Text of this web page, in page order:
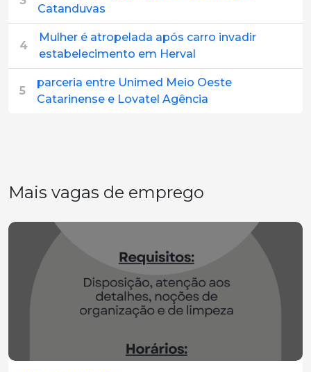
Catanduvas
4
Mulher é atropelada após carro invadir
estabelecimento em Herval
5
parceria entre Unimed Meio Oeste
Catarinense e Lovatel Agência
Mais vagas de emprego